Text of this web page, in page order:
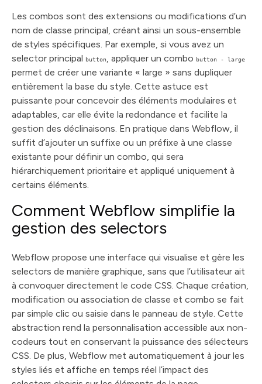
Les combos sont des extensions ou modifications d’un
nom de classe principal, créant ainsi un sous-ensemble
de styles spécifiques. Par exemple, si vous avez un
selector principal button, appliquer un combo button - large
permet de créer une variante « large » sans dupliquer
entièrement la base du style. Cette astuce est
puissante pour concevoir des éléments modulaires et
adaptables, car elle évite la redondance et facilite la
gestion des déclinaisons. En pratique dans Webflow, il
suffit d’ajouter un suffixe ou un préfixe à une classe
existante pour définir un combo, qui sera
hiérarchiquement prioritaire et appliqué uniquement à
certains éléments.
Comment Webflow simplifie la
gestion des selectors
Webflow propose une interface qui visualise et gère les
selectors de manière graphique, sans que l’utilisateur ait
à convoquer directement le code CSS. Chaque création,
modification ou association de classe et combo se fait
par simple clic ou saisie dans le panneau de style. Cette
abstraction rend la personnalisation accessible aux non-
codeurs tout en conservant la puissance des sélecteurs
CSS. De plus, Webflow met automatiquement à jour les
styles liés et affiche en temps réel l’impact des